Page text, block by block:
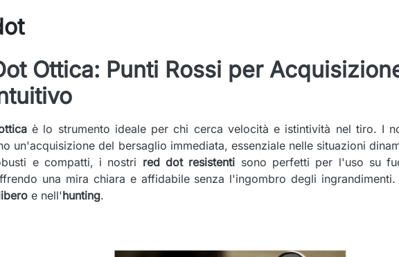
Ottica: Punti Rossi per
è lo strumento ideale per chi cerca velocità e istintività nel tiro. I
un'acquisizione del bersaglio immediata, essenziale nelle situazioni
e compatti, i nostri red dot resistenti sono perfetti per l'uso su
una mira chiara e affidabile senza l'ingombro degli ingrandimenti.
e nell'hunting.